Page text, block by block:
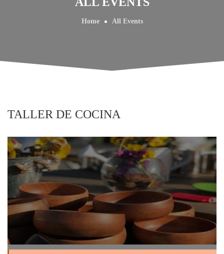
Home All Events
TALLER DE COCINA